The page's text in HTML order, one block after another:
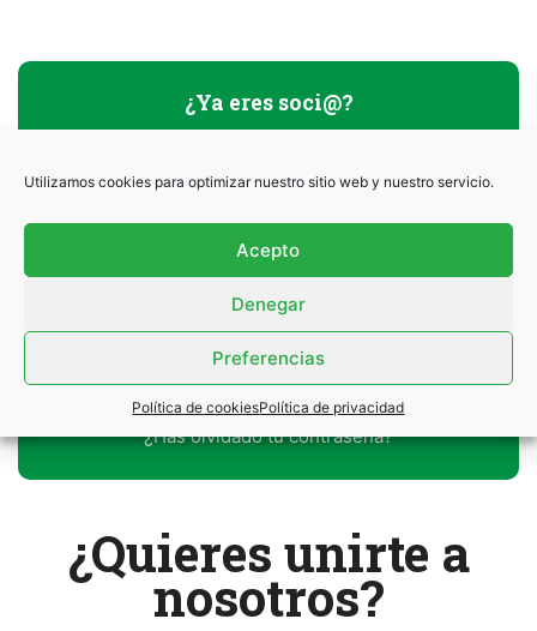
Utilizamos cookies para optimizar nuestro sitio web y nuestro servicio.
Acepto
Denegar
Preferencias
Política de cookiesPolítica de privacidad
¿Ya eres soci@?
¿Has olvidado tu contraseña?
¿Quieres unirte a
nosotros?